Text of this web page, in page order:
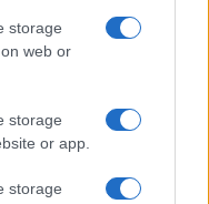
storage
web or
storage
or app.
storage
ordonnance, sans
du monopole »
s’opposent
qu’Amazon, le